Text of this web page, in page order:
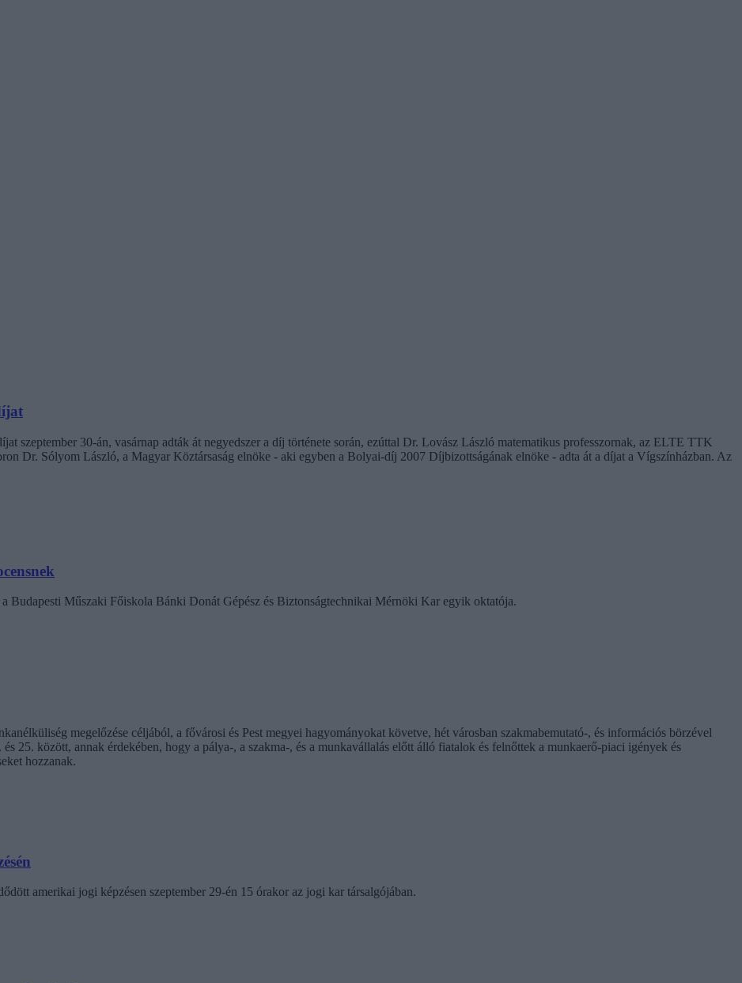
szeptember 30-án, vasárnap adták át negyedszer a díj története során, ezúttal Dr. Lovász László matematikus professzornak, az ELTE TTK
Dr. Sólyom László, a Magyar Köztársaság elnöke - aki egyben a Bolyai-díj 2007 Díjbizottságának elnöke - adta át a díjat a Vígszínházban. Az
Budapesti Műszaki Főiskola Bánki Donát Gépész és Biztonságtechnikai Mérnöki Kar egyik oktatója.
megelőzése céljából, a fővárosi és Pest megyei hagyományokat követve, hét városban szakmabemutató-, és információs börzével
25. között, annak érdekében, hogy a pálya-, a szakma-, és a munkavállalás előtt álló fiatalok és felnőttek a munkaerő-piaci igények és
hozzanak.
amerikai jogi képzésen szeptember 29-én 15 órakor az jogi kar társalgójában.